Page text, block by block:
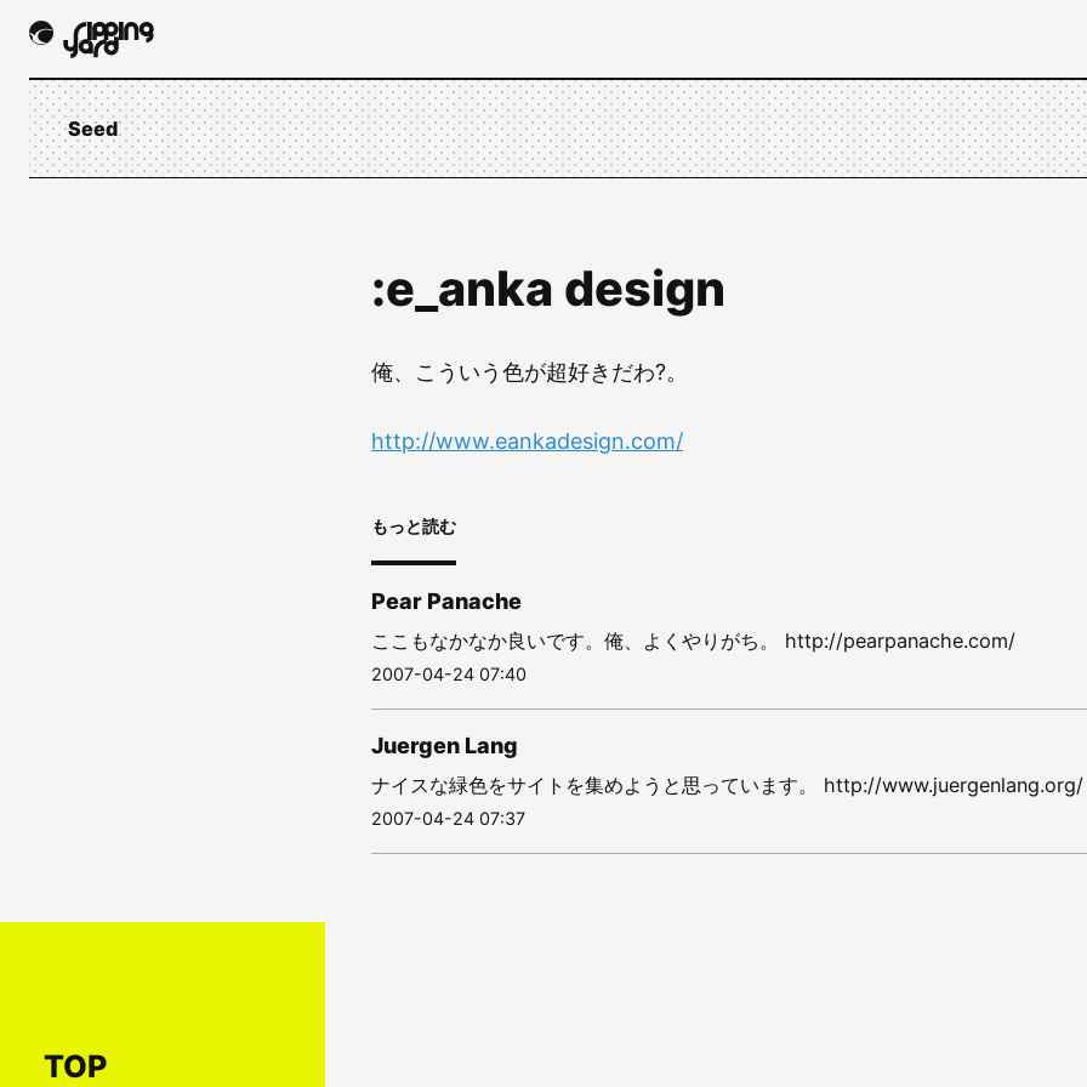
Seed
:e_anka design
俺、こういう色が超好きだわ?。
http://www.eankadesign.com/
もっと読む
Pear Panache
ここもなかなか良いです。俺、よくやりがち。 http://pearpanache.com/
2007-04-24 07:40
Juergen Lang
ナイスな緑色をサイトを集めようと思っています。 http://www.juergenlang.org/
2007-04-24 07:37
TOP